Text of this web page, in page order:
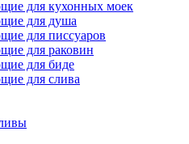
для кухонных моек
для душа
для писсуаров
для раковин
для биде
для слива